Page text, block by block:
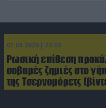
07.08.2026 | 23:02
Ρωσική επίθεση
σοβαρές ζημιές στο
της Τσερνομόρετς